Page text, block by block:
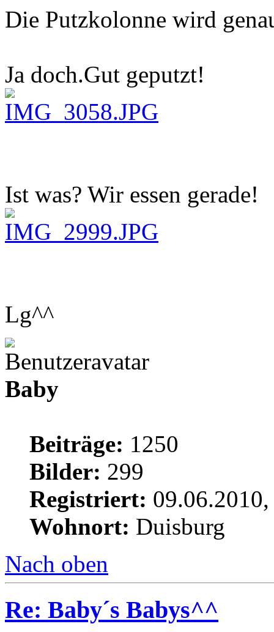
Die Putzkolonne wird
Ja doch.Gut geputzt!
Ist was? Wir essen gerade!
Lg^^
Baby
Beiträge: 1250
Bilder: 299
Registriert:
Wohnort: Duisburg
Nach oben
Re: Baby´s Babys^^